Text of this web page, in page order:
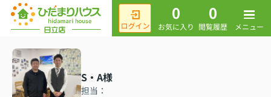
0
お気に入り
0
閲覧履歴 メニュー
S・A様
担当：